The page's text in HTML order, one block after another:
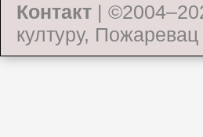
Контакт |
културу, Пожаревац